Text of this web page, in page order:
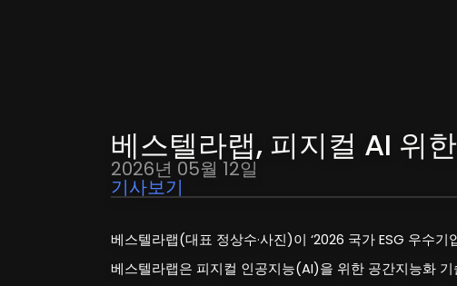
베스텔라랩, 피지컬 AI 위
2026년 05월 12일
기사보기
베스텔라랩(대표 정상수·사진)이 ‘2026 국가 ESG 우수
베스텔라랩은 피지컬 인공지능(AI)을 위한 공간지능화